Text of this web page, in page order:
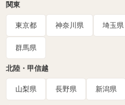
関東
東京都 神奈川県 埼玉県
群馬県
北陸・甲信越
山梨県 長野県 新潟県